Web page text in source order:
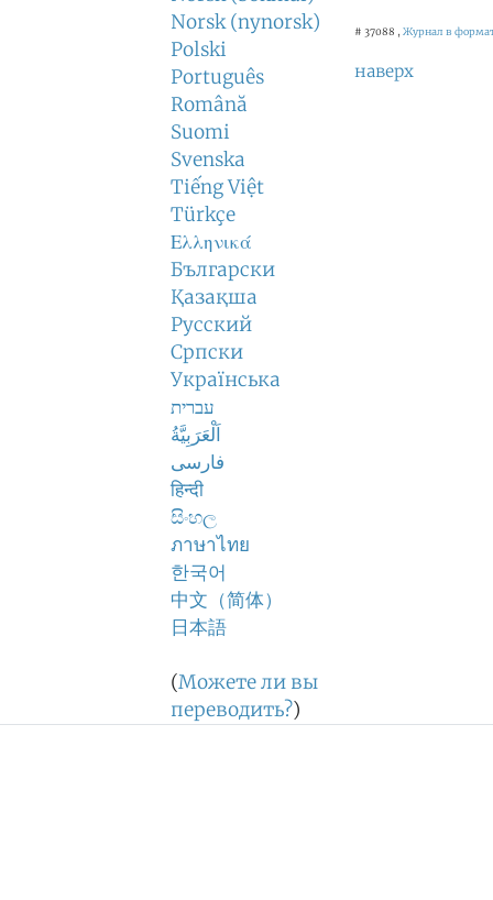
Norsk (nynorsk)
Polski
Português
Română
Suomi
Svenska
Tiếng Việt
Türkçe
Ελληνικά
Български
Қазақша
Русский
Српски
Українська
עברית
اَلْعَرَبِيَّةُ
فارسی
हिन्दी
සිංහල
ภาษาไทย
한국어
中文（简体）
日本語
(Можете ли вы
переводить?)
# 37088 , Журнал в
наверх